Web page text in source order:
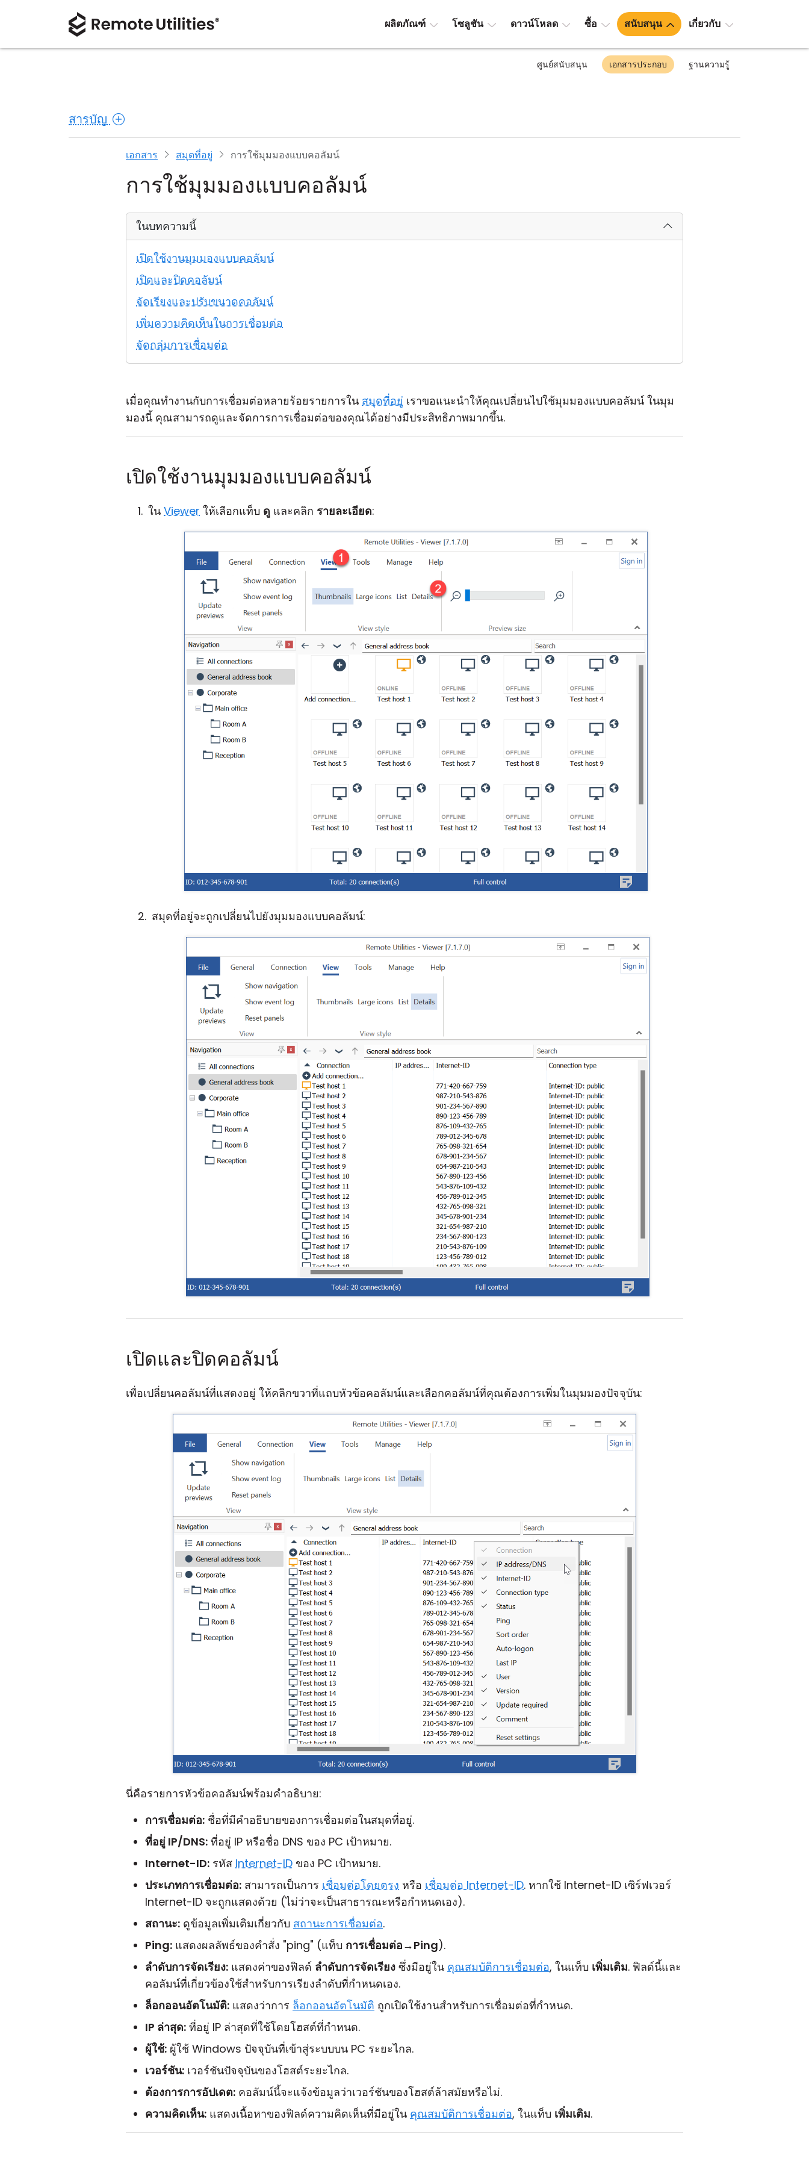
ผลิตภัณฑ์ โซลูชัน ดาวน์โหลด ซื้อ สนับสนุน เกี่ยวกับ
ศูนย์สนับสนุน เอกสารประกอบ ฐานความรู้
สารบัญ
เอกสาร สมุดที่อยู่ การใช้มุมมองแบบคอลัมน์
การใช้มุมมองแบบคอลัมน์
ในบทความนี้
เปิดใช้งานมุมมองแบบคอลัมน์
เปิดและปิดคอลัมน์
จัดเรียงและปรับขนาดคอลัมน์
เพิ่มความคิดเห็นในการเชื่อมต่อ
จัดกลุ่มการเชื่อมต่อ
เมื่อคุณทำงานกับการเชื่อมต่อหลายร้อยรายการใน สมุดที่อยู่ เราขอแนะนำให้คุณเปลี่ยนไปใช้มุมมองแบบคอลัมน์ ในมุม
มองนี้ คุณสามารถดูและจัดการการเชื่อมต่อของคุณได้อย่างมีประสิทธิภาพมากขึ้น.
เปิดใช้งานมุมมองแบบคอลัมน์
ใน Viewer ให้เลือกแท็บ ดู และคลิก รายละเอียด:
สมุดที่อยู่จะถูกเปลี่ยนไปยังมุมมองแบบคอลัมน์:
เปิดและปิดคอลัมน์
เพื่อเปลี่ยนคอลัมน์ที่แสดงอยู่ ให้คลิกขวาที่แถบหัวข้อคอลัมน์และเลือกคอลัมน์ที่คุณต้องการเพิ่มในมุมมองปัจจุบัน:
นี่คือรายการหัวข้อคอลัมน์พร้อมคำอธิบาย:
การเชื่อมต่อ: ชื่อที่มีคำอธิบายของการเชื่อมต่อในสมุดที่อยู่.
ที่อยู่ IP/DNS: ที่อยู่ IP หรือชื่อ DNS ของ PC เป้าหมาย.
Internet-ID: รหัส Internet-ID ของ PC เป้าหมาย.
ประเภทการเชื่อมต่อ: สามารถเป็นการ เชื่อมต่อโดยตรง หรือ เชื่อมต่อ Internet-ID. หากใช้ Internet-ID เซิร์ฟเวอร์
Internet-ID จะถูกแสดงด้วย (ไม่ว่าจะเป็นสาธารณะหรือกำหนดเอง).
สถานะ: ดูข้อมูลเพิ่มเติมเกี่ยวกับ สถานะการเชื่อมต่อ.
Ping: แสดงผลลัพธ์ของคำสั่ง "ping" (แท็บ การเชื่อมต่อ→Ping).
ลำดับการจัดเรียง: แสดงค่าของฟิลด์ ลำดับการจัดเรียง ซึ่งมีอยู่ใน คุณสมบัติการเชื่อมต่อ, ในแท็บ เพิ่มเติม. ฟิลด์นี้และ
คอลัมน์ที่เกี่ยวข้องใช้สำหรับการเรียงลำดับที่กำหนดเอง.
ล็อกออนอัตโนมัติ: แสดงว่าการ ล็อกออนอัตโนมัติ ถูกเปิดใช้งานสำหรับการเชื่อมต่อที่กำหนด.
IP ล่าสุด: ที่อยู่ IP ล่าสุดที่ใช้โดยโฮสต์ที่กำหนด.
ผู้ใช้: ผู้ใช้ Windows ปัจจุบันที่เข้าสู่ระบบบน PC ระยะไกล.
เวอร์ชัน: เวอร์ชันปัจจุบันของโฮสต์ระยะไกล.
ต้องการการอัปเดต: คอลัมน์นี้จะแจ้งข้อมูลว่าเวอร์ชันของโฮสต์ล้าสมัยหรือไม่.
ความคิดเห็น: แสดงเนื้อหาของฟิลด์ความคิดเห็นที่มีอยู่ใน คุณสมบัติการเชื่อมต่อ, ในแท็บ เพิ่มเติม.